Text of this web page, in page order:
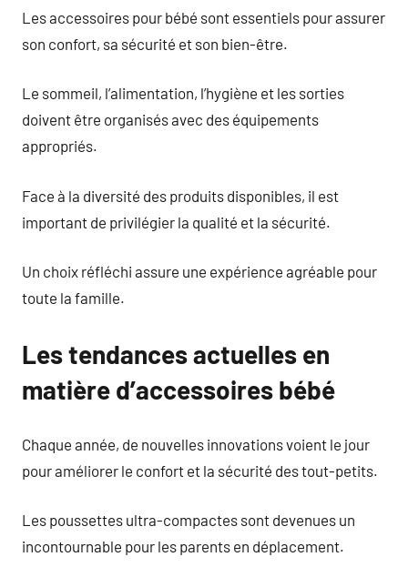
Les accessoires pour bébé sont essentiels pour assurer
son confort, sa sécurité et son bien-être.
Le sommeil, l’alimentation, l’hygiène et les sorties
doivent être organisés avec des équipements
appropriés.
Face à la diversité des produits disponibles, il est
important de privilégier la qualité et la sécurité.
Un choix réfléchi assure une expérience agréable pour
toute la famille.
Les tendances actuelles en
matière d’accessoires bébé
Chaque année, de nouvelles innovations voient le jour
pour améliorer le confort et la sécurité des tout-petits.
Les poussettes ultra-compactes sont devenues un
incontournable pour les parents en déplacement.